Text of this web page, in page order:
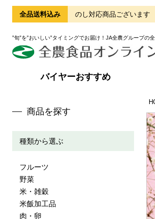
全品送料込み のし対応商品ございます
”旬”を”おいしい”タイミングでお届け！JA全農グループの
バイヤーおすすめ
商品を探す
種類から選ぶ
フルーツ
野菜
米・雑穀
米飯加工品
肉・卵